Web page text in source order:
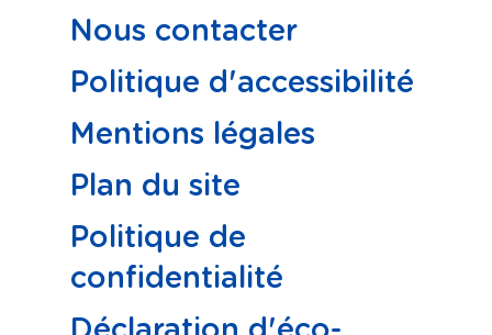
Nous contacter
Politique d'accessibilité
Mentions légales
Plan du site
Politique de
confidentialité